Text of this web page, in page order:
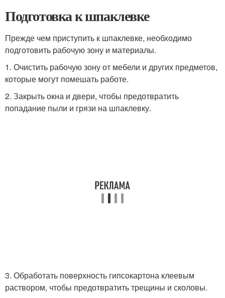
Подготовка к шпаклевке
Прежде чем приступить к шпаклевке, необходимо
подготовить рабочую зону и материалы.
1. Очистить рабочую зону от мебели и других предметов,
которые могут помешать работе.
2. Закрыть окна и двери, чтобы предотвратить
попадание пыли и грязи на шпаклевку.
3. Обработать поверхность гипсокартона клеевым
раствором, чтобы предотвратить трещины и сколовы.